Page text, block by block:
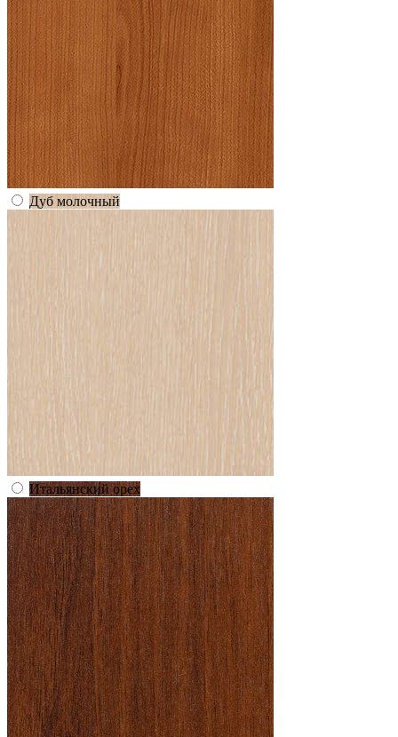
Дуб молочный
Итальянский орех